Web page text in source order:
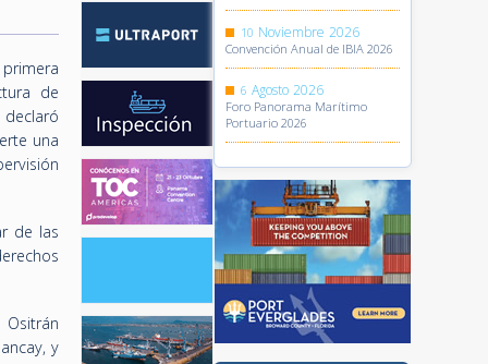
de
una
de las
y
10 Noviembre 2026
Convención Anual de IBIA 2026
6 Agosto 2026
Foro Panorama Marítimo
Portuario 2026